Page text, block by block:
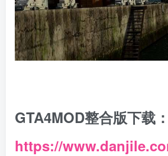
GTA4MOD整合版下载：
https://